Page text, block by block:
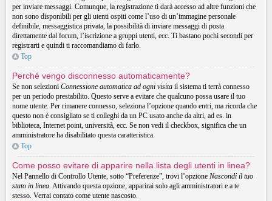
per inviare messaggi. Comunque, la registrazione ti darà accesso ad altre funzioni che
non sono disponibili per gli utenti ospiti come l’uso di un’immagine personale
definibile, messaggistica privata, la possibilità di inviare messaggi di posta
direttamente dal forum, l’iscrizione a gruppi utenti, ecc. Ti bastano pochi secondi per
registrarti e quindi ti raccomandiamo di farlo.
Top
Perché vengo disconnesso automaticamente?
Se non selezioni Connessione automatica ad ogni visita il sistema ti terrà connesso
per un periodo prestabilito. Questo serve a evitare che qualcuno possa usare il tuo
nome utente. Per rimanere connesso, seleziona l’opzione quando entri, ma ricorda che
questo non è consigliato se ti colleghi da un PC usato anche da altri, ad es. in
biblioteca, Internet point, università, ecc. Se non vedi il checkbox, significa che un
amministratore ha disabilitato questa caratteristica.
Top
Come posso evitare di apparire nella lista degli utenti in linea?
Nel Pannello di Controllo Utente, sotto “Preferenze”, trovi l’opzione Nascondi il tuo
stato in linea. Attivando questa opzione, apparirai solo agli amministratori e a te
stesso. Verrai contato come utente nascosto.